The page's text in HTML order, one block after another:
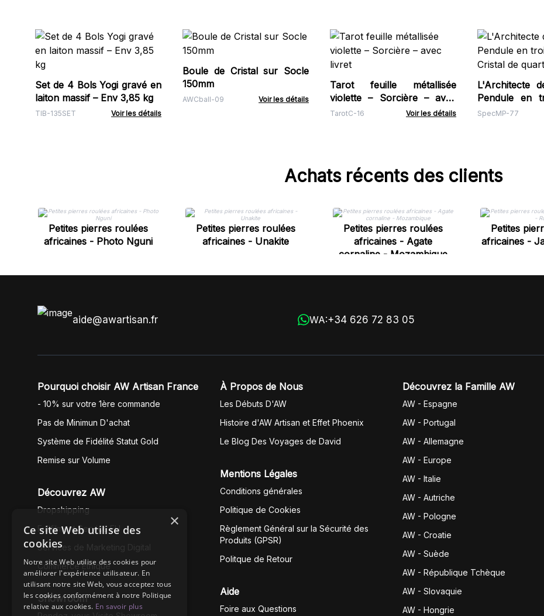
Set de 4 Bols Yogi gravé en
laiton massif – Env 3,85 kg
TIB-135SET Voir les détails
Boule de Cristal sur Socle
150mm
AWCball-09 Voir les détails
Tarot feuille métallisée
violette – Sorcière – avec
livret
TarotC-16 Voir les détails
L'Architecte
Pendule en
Cristal de quartz
SpecMP-77
Achats récents des clients
Petites pierres roulées
africaines - Photo Nguni
Petites pierres roulées
africaines - Unakite
Petites pierres roulées
africaines - Agate
cornaline - Mozambique
Petites
africaines -
aide@awartisan.fr WA:+34 626 72 83 05
Pourquoi choisir AW Artisan France
- 10% sur votre 1ère commande
Pas de Minimun D'achat
Système de Fidélité Statut Gold
Remise sur Volume
Découvrez AW
Dropshipping
Fullfilment Service EU
Services de Marketing Digital
Commerce Éthique
Showroom
À Propos de Nous
Les Débuts D'AW
Histoire d'AW Artisan et Effet Phoenix
Le Blog Des Voyages de David
Mentions Légales
Conditions générales
Politique de Cookies
Règlement Général sur la Sécurité des
Produits (GPSR)
Politque de Retour
Aide
Foire aux Questions
Découvrez la Famille AW
AW - Espagne
AW - Portugal
AW - Allemagne
AW - Europe
AW - Italie
AW - Autriche
AW - Pologne
AW - Croatie
AW - Suède
AW - République Tchèque
AW - Slovaquie
AW - Hongrie
×
Ce site Web utilise des
cookies
Notre site Web utilise des cookies pour
améliorer l'expérience utilisateur. En
utilisant notre site Web, vous acceptez tous
les cookies conformément à notre Politique
relative aux cookies. En savoir plus